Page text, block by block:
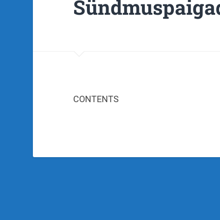
CONTENTS